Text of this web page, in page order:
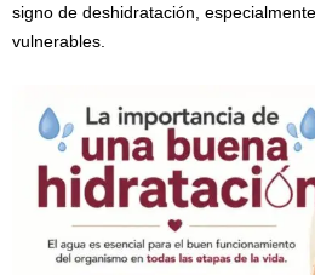
signo de deshidratación,
vulnerables.